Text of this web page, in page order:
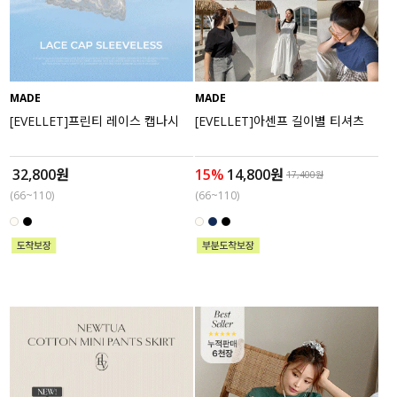
MADE
[EVELLET]프린티 레이스 캡나시
32,800원
(66~110)
MADE
[EVELLET]아센프 길이별 티셔츠
15% 14,800원 17,400원
(66~110)